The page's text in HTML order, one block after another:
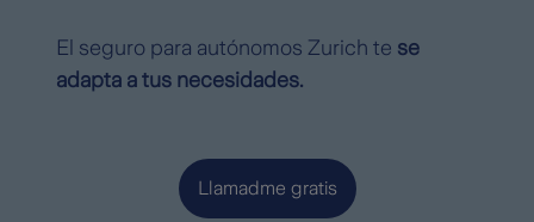
El seguro para autónomos Zurich te se
adapta a tus necesidades.
Llamadme gratis